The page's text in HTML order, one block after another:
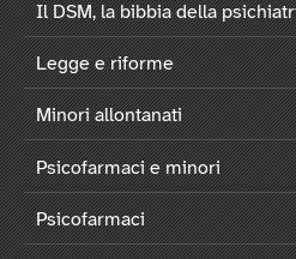
Il DSM, la bibbia della
Legge e riforme
Minori allontanati
Psicofarmaci e minori
Psicofarmaci